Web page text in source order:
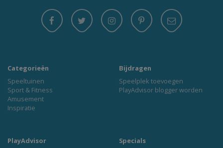
Categorieën
Speeltuinen
Sport & Fitness
Amusement
Inspiratie
Bijdragen
Speelplek toevoegen
PlayAdvisor blogger worden
PlayAdvisor
Specials